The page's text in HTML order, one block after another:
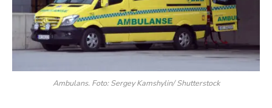
Ambulans. Foto: Sergey Kamshylin/ Shutterstock